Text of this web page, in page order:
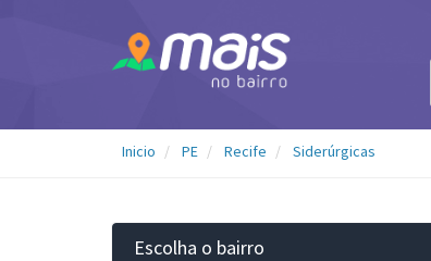
Inicio PE Recife Siderúrgicas
Escolha o bairro